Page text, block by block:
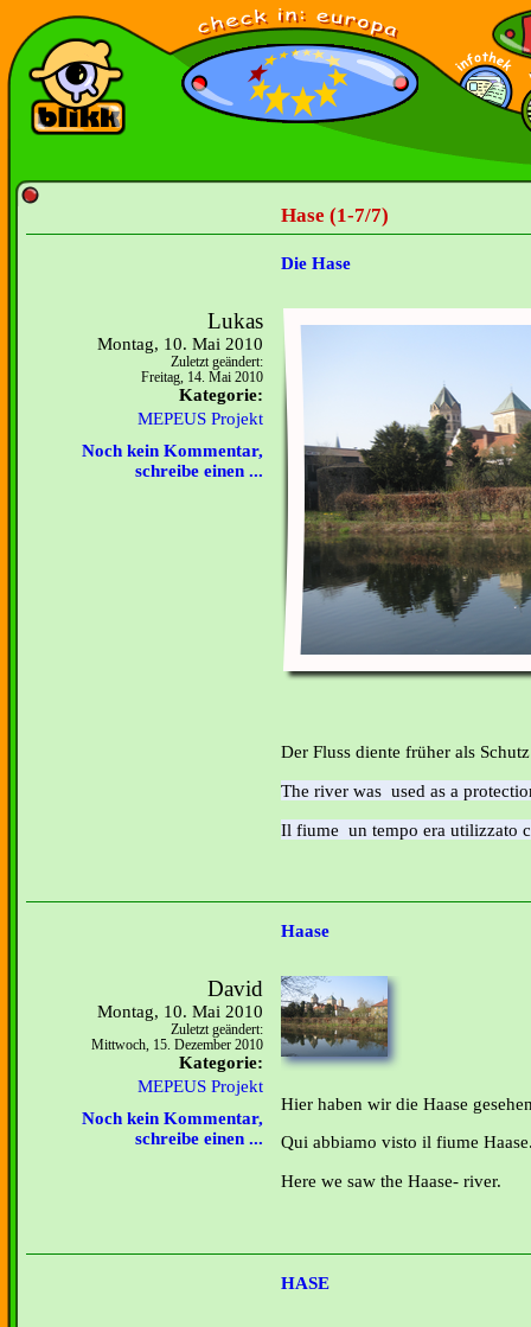
Hase (1-7/7)
Die Hase
Lukas
Montag, 10. Mai 2010
Zuletzt geändert:
Freitag, 14. Mai 2010
Kategorie:
MEPEUS Projekt
Noch kein Kommentar,
schreibe einen ...
Der Fluss diente früher als
The river was used as a
Il fiume un tempo era utilizzato
Haase
David
Montag, 10. Mai 2010
Zuletzt geändert:
Mittwoch, 15. Dezember 2010
Kategorie:
MEPEUS Projekt
Noch kein Kommentar,
schreibe einen ...
Hier haben wir die Haase
Qui abbiamo visto il fiume
Here we saw the Haase- river.
HASE